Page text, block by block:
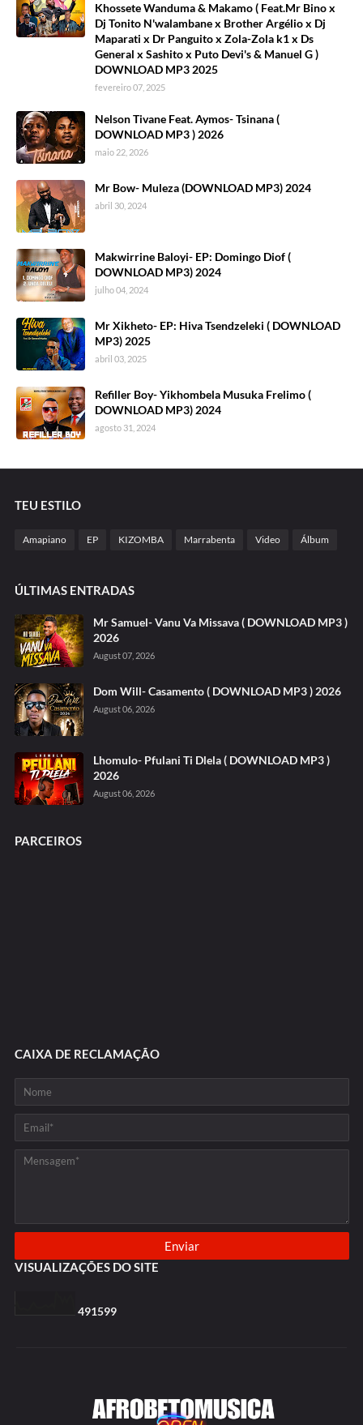
Khossete Wanduma & Makamo ( Feat.Mr Bino x
Dj Tonito N'walambane x Brother Argélio x Dj
Maparati x Dr Panguito x Zola-Zola k1 x Ds
General x Sashito x Puto Devi's & Manuel G )
DOWNLOAD MP3 2025
fevereiro 07, 2025
Nelson Tivane Feat. Aymos- Tsinana (
DOWNLOAD MP3 ) 2026
maio 22, 2026
Mr Bow- Muleza (DOWNLOAD MP3) 2024
abril 30, 2024
Makwirrine Baloyi- EP: Domingo Diof (
DOWNLOAD MP3) 2024
julho 04, 2024
Mr Xikheto- EP: Hiva Tsendzeleki ( DOWNLOAD
MP3) 2025
abril 03, 2025
Refiller Boy- Yikhombela Musuka Frelimo (
DOWNLOAD MP3) 2024
agosto 31, 2024
TEU ESTILO
Amapiano EP KIZOMBA Marrabenta Video Álbum
ÚLTIMAS ENTRADAS
Mr Samuel- Vanu Va Missava ( DOWNLOAD MP3 )
2026
August 07, 2026
Dom Will- Casamento ( DOWNLOAD MP3 ) 2026
August 06, 2026
Lhomulo- Pfulani Ti Dlela ( DOWNLOAD MP3 )
2026
August 06, 2026
PARCEIROS
CAIXA DE RECLAMAÇÃO
VISUALIZAÇÕES DO SITE
491599